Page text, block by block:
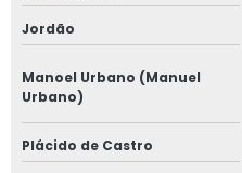
Jordão
Manoel Urbano (Manuel
Urbano)
Plácido de Castro